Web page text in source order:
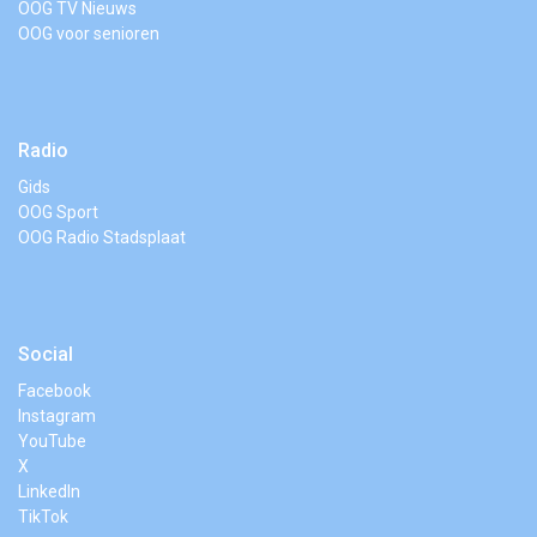
OOG TV Nieuws
OOG voor senioren
Radio
Gids
OOG Sport
OOG Radio Stadsplaat
Social
Facebook
Instagram
YouTube
X
LinkedIn
TikTok